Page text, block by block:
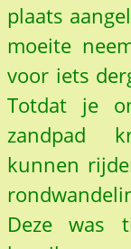
plaats
moeite
voor iets
Totdat je
zandpad
kunnen
Deze was